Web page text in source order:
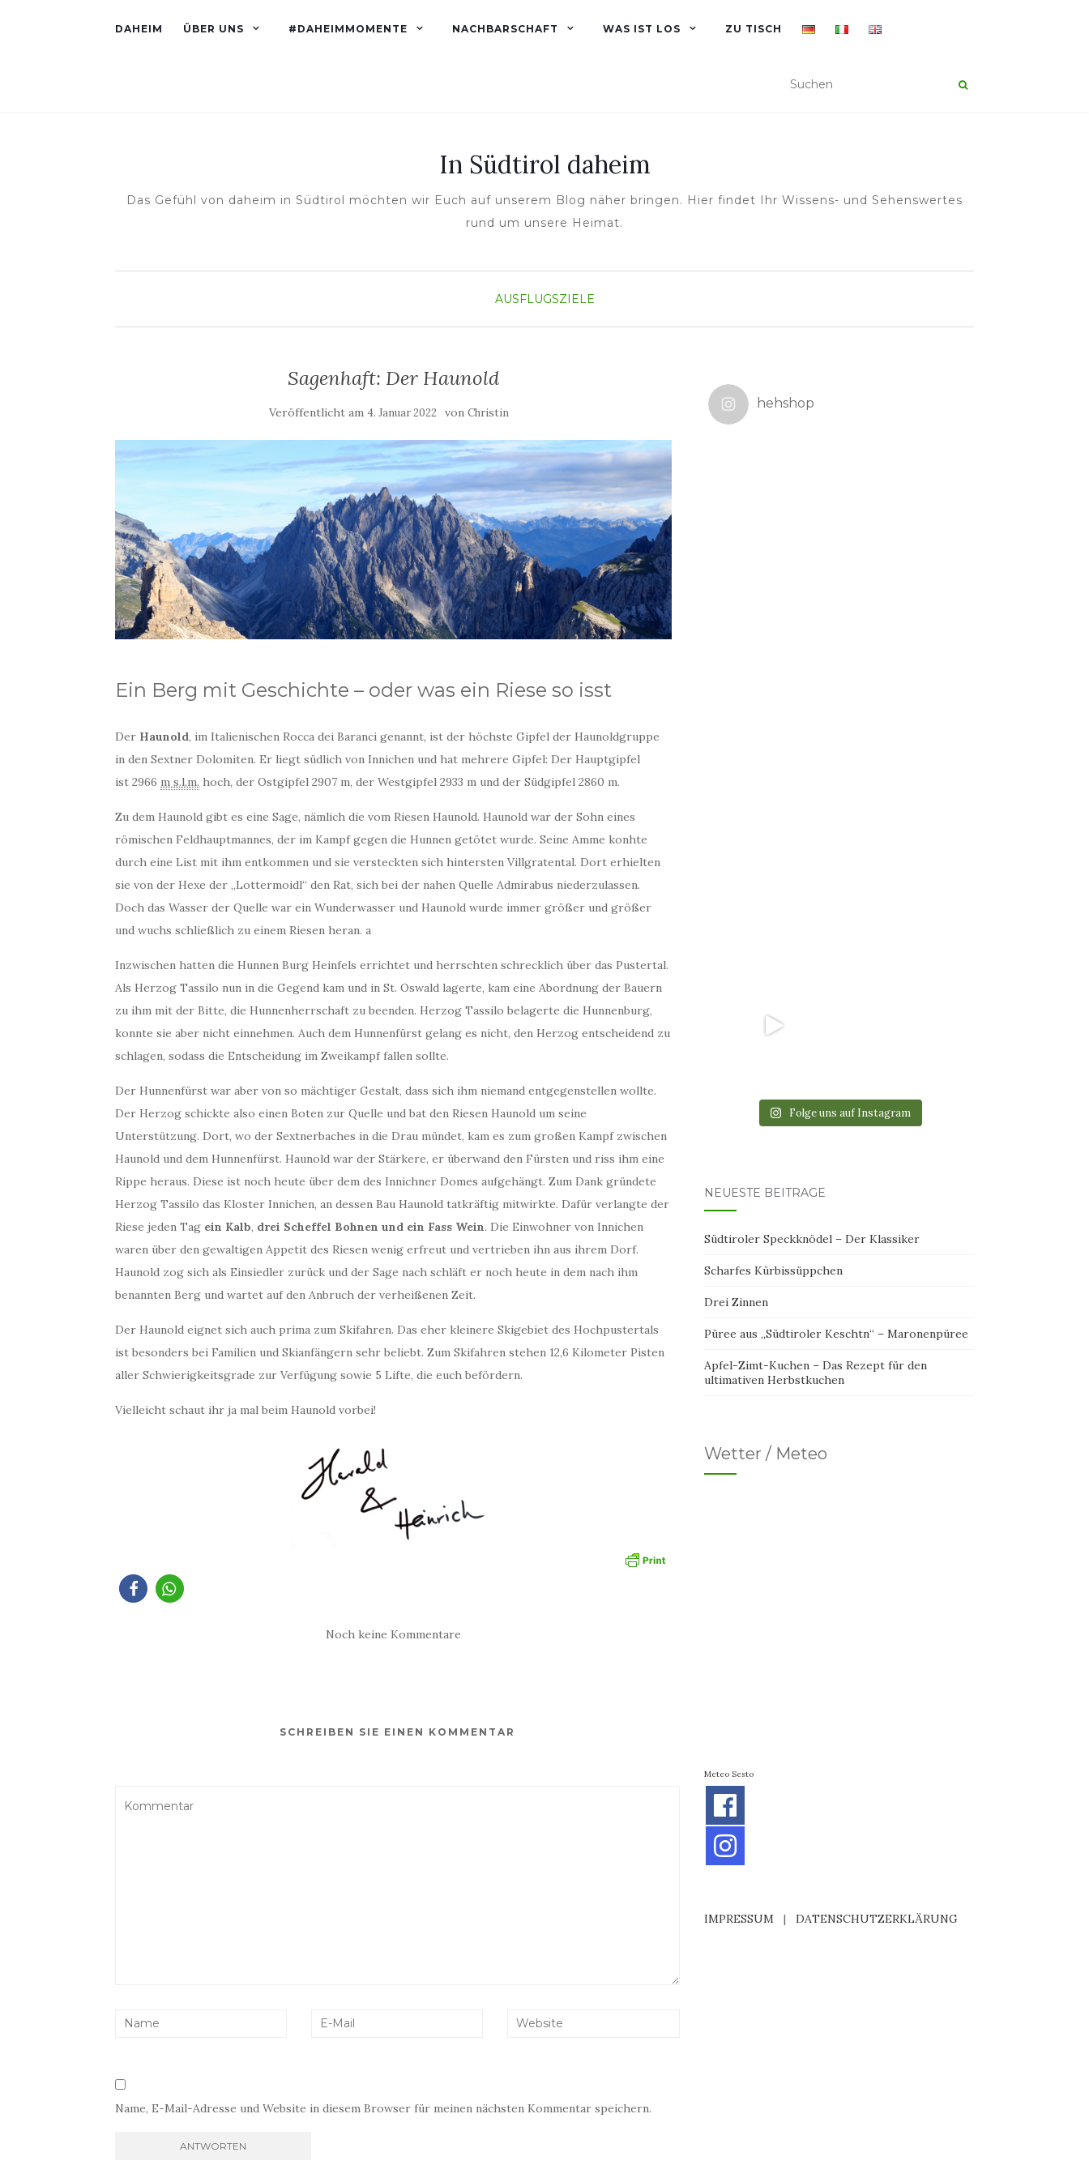
DAHEIM ÜBER UNS #DAHEIMMOMENTE NACHBARSCHAFT WAS IST LOS ZU TISCH
In Südtirol daheim
Das Gefühl von daheim in Südtirol möchten wir Euch auf unserem Blog näher bringen. Hier findet Ihr Wissens- und Sehenswertes
rund um unsere Heimat.
AUSFLUGSZIELE
Sagenhaft: Der Haunold
Veröffentlicht am4. Januar 2022 vonChristin
Ein Berg mit Geschichte – oder was ein Riese so isst
Der Haunold, im Italienischen Rocca dei Baranci genannt, ist der höchste Gipfel der Haunoldgruppe
in den Sextner Dolomiten. Er liegt südlich von Innichen und hat mehrere Gipfel: Der Hauptgipfel
ist 2966 m s.l.m. hoch, der Ostgipfel 2907 m, der Westgipfel 2933 m und der Südgipfel 2860 m.
Zu dem Haunold gibt es eine Sage, nämlich die vom Riesen Haunold. Haunold war der Sohn eines
römischen Feldhauptmannes, der im Kampf gegen die Hunnen getötet wurde. Seine Amme konhte
durch eine List mit ihm entkommen und sie versteckten sich hintersten Villgratental. Dort erhielten
sie von der Hexe der „Lottermoidl“ den Rat, sich bei der nahen Quelle Admirabus niederzulassen.
Doch das Wasser der Quelle war ein Wunderwasser und Haunold wurde immer größer und größer
und wuchs schließlich zu einem Riesen heran. a
Inzwischen hatten die Hunnen Burg Heinfels errichtet und herrschten schrecklich über das Pustertal.
Als Herzog Tassilo nun in die Gegend kam und in St. Oswald lagerte, kam eine Abordnung der Bauern
zu ihm mit der Bitte, die Hunnenherrschaft zu beenden. Herzog Tassilo belagerte die Hunnenburg,
konnte sie aber nicht einnehmen. Auch dem Hunnenfürst gelang es nicht, den Herzog entscheidend zu
schlagen, sodass die Entscheidung im Zweikampf fallen sollte.
Der Hunnenfürst war aber von so mächtiger Gestalt, dass sich ihm niemand entgegenstellen wollte.
Der Herzog schickte also einen Boten zur Quelle und bat den Riesen Haunold um seine
Unterstützung. Dort, wo der Sextnerbaches in die Drau mündet, kam es zum großen Kampf zwischen
Haunold und dem Hunnenfürst. Haunold war der Stärkere, er überwand den Fürsten und riss ihm eine
Rippe heraus. Diese ist noch heute über dem des Innichner Domes aufgehängt. Zum Dank gründete
Herzog Tassilo das Kloster Innichen, an dessen Bau Haunold tatkräftig mitwirkte. Dafür verlangte der
Riese jeden Tag ein Kalb, drei Scheffel Bohnen und ein Fass Wein. Die Einwohner von Innichen
waren über den gewaltigen Appetit des Riesen wenig erfreut und vertrieben ihn aus ihrem Dorf.
Haunold zog sich als Einsiedler zurück und der Sage nach schläft er noch heute in dem nach ihm
benannten Berg und wartet auf den Anbruch der verheißenen Zeit.
Der Haunold eignet sich auch prima zum Skifahren. Das eher kleinere Skigebiet des Hochpustertals
ist besonders bei Familien und Skianfängern sehr beliebt. Zum Skifahren stehen 12,6 Kilometer Pisten
aller Schwierigkeitsgrade zur Verfügung sowie 5 Lifte, die euch befördern.
Vielleicht schaut ihr ja mal beim Haunold vorbei!
Noch keine Kommentare
SCHREIBEN SIE EINEN KOMMENTAR
Name, E-Mail-Adresse und Website in diesem Browser für meinen nächsten Kommentar speichern.
hehshop
Folge uns auf Instagram
NEUESTE BEITRÄGE
Südtiroler Speckknödel – Der Klassiker
Scharfes Kürbissüppchen
Drei Zinnen
Püree aus „Südtiroler Keschtn“ – Maronenpüree
Apfel-Zimt-Kuchen – Das Rezept für den
ultimativen Herbstkuchen
Wetter / Meteo
Meteo Sesto
IMPRESSUM| DATENSCHUTZERKLÄRUNG